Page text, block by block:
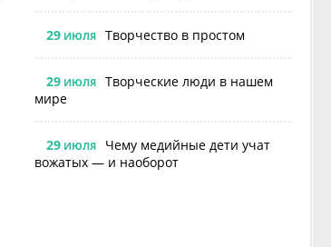
29ИЮЛЯ Творчество в простом
29ИЮЛЯ
Творческие люди в нашем
мире
29ИЮЛЯ
Чему медийные дети учат
вожатых — и наоборот